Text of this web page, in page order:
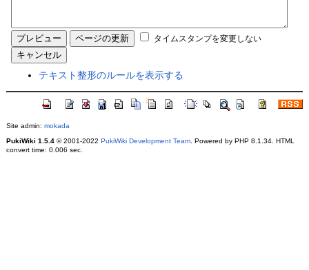
タイムスタンプを変更しない
テキスト整形のルールを表示する
Site admin: mokada
PukiWiki 1.5.4© 2001-2022 PukiWiki Development Team. Powered by PHP 8.1.34. HTML
convert time: 0.006 sec.